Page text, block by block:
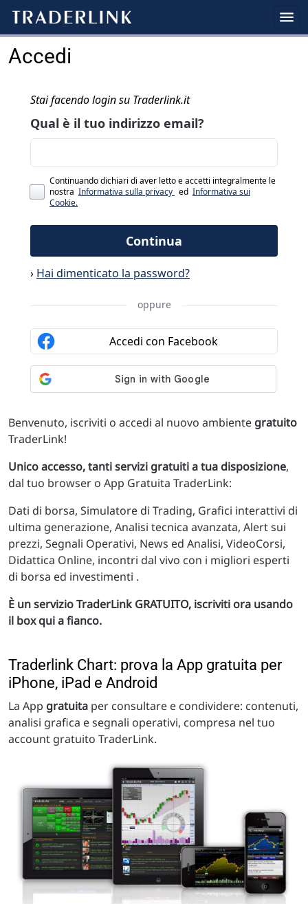
Accedi
Benvenuto, iscriviti o accedi al nuovo ambiente gratuito
TraderLink!
Unico accesso, tanti servizi gratuiti a tua disposizione,
dal tuo browser o App Gratuita TraderLink:
Dati di borsa, Simulatore di Trading, Grafici interattivi di
ultima generazione, Analisi tecnica avanzata, Alert sui
prezzi, Segnali Operativi, News ed Analisi, VideoCorsi,
Didattica Online, incontri dal vivo con i migliori esperti
di borsa ed investimenti .
È un servizio TraderLink GRATUITO, iscriviti ora usando
il box qui a fianco.
Traderlink Chart: prova la App gratuita per
iPhone, iPad e Android
La App gratuita per consultare e condividere: contenuti,
analisi grafica e segnali operativi, compresa nel tuo
account gratuito TraderLink.